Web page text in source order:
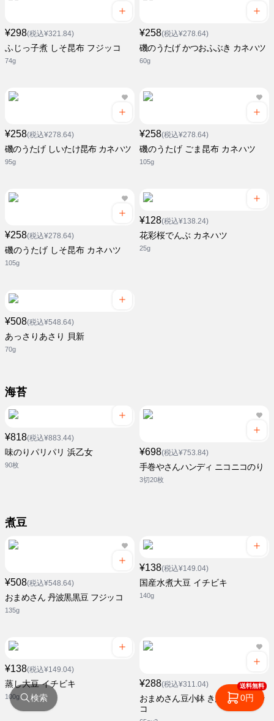
¥298(税込¥321.84)
ふじっ子煮 しそ昆布 フジッコ
74g
¥258(税込¥278.64)
磯のうたげ かつおふぶき カネハツ
60g
¥258(税込¥278.64)
磯のうたげ しいたけ昆布 カネハツ
95g
¥258(税込¥278.64)
磯のうたげ ごま昆布 カネハツ
105g
¥258(税込¥278.64)
磯のうたげ しそ昆布 カネハツ
105g
¥128(税込¥138.24)
花彩桜でんぶ カネハツ
25g
¥508(税込¥548.64)
あっさりあさり 貝新
70g
海苔
¥818(税込¥883.44)
味のりパリパリ 浜乙女
90枚
¥698(税込¥753.84)
手巻やさんハンディ ニコニコのり
3切20枚
煮豆
¥508(税込¥548.64)
おまめさん 丹波黒黒豆 フジッコ
135g
¥138(税込¥149.04)
国産水煮大豆 イチビキ
140g
¥138(税込¥149.04)
蒸し大豆 イチビキ
100g
¥288(税込¥311.04)
おまめさん豆小鉢 きんとき フジッ
コ
検索
送料無料
0円